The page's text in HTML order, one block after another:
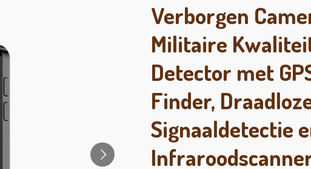
Verborgen
Militaire
Detector met
Finder,
Signaaldetectie